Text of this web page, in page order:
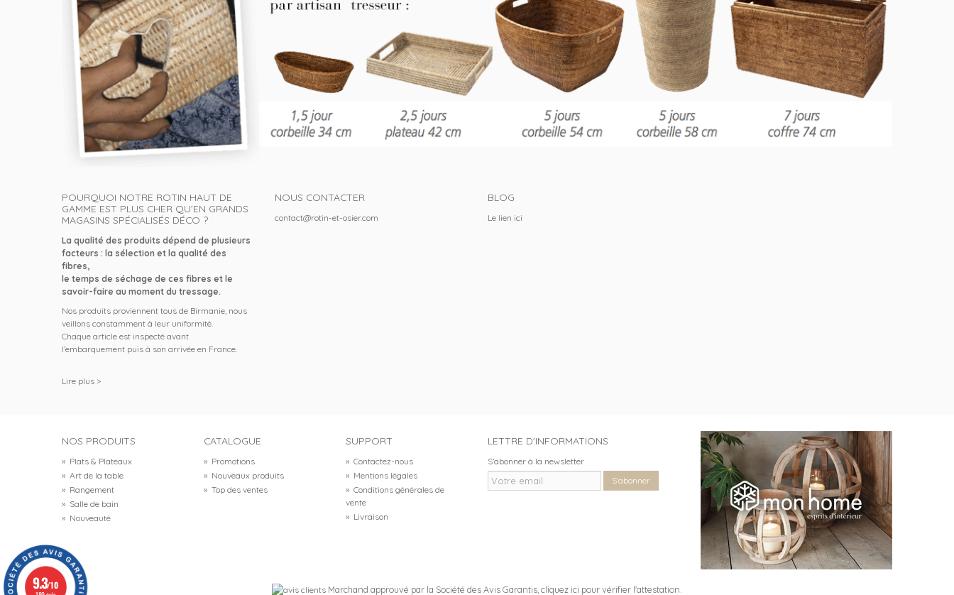
POURQUOI NOTRE ROTIN HAUT DE
GAMME EST PLUS CHER QU’EN GRANDS
MAGASINS SPÉCIALISÉS DÉCO ?
La qualité des produits dépend de plusieurs
facteurs : la sélection et la qualité des
fibres,
le temps de séchage de ces fibres et le
savoir-faire au moment du tressage.
Nos produits proviennent tous de Birmanie, nous
veillons constamment à leur uniformité.
Chaque article est inspecté avant
l’embarquement puis à son arrivée en France.
Lire plus >
NOUS CONTACTER
contact@rotin-et-osier.com
BLOG
Le lien ici
NOS PRODUITS
» Plats & Plateaux
» Art de la table
» Rangement
» Salle de bain
» Nouveauté
CATALOGUE
» Promotions
» Nouveaux produits
» Top des ventes
SUPPORT
» Contactez-nous
» Mentions légales
» Conditions générales de
vente
» Livraison
LETTRE D'INFORMATIONS
S'abonner à la newsletter
S'abonner
Marchand approuvé par la Société des Avis Garantis, cliquez ici pour vérifier l'attestation
9.3/10